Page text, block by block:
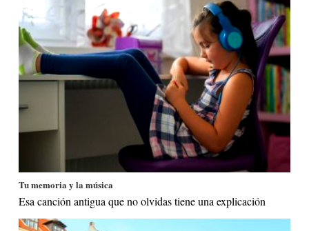
Tu memoria y la música
Esa canción antigua que no olvidas tiene una explicación